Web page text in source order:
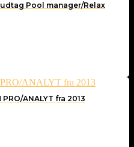
Pool manager/Relax
ANALYT fra 2013